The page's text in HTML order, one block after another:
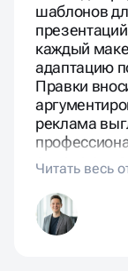
шаблонов
каждый
адаптацию
Правки
реклама
отмечают